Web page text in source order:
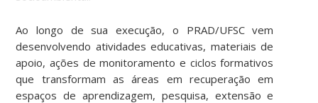
Ao longo de sua execução, o PRAD/UFSC vem
desenvolvendo atividades educativas, materiais de
apoio, ações de monitoramento e ciclos formativos
que transformam as áreas em recuperação em
espaços de aprendizagem, pesquisa, extensão e